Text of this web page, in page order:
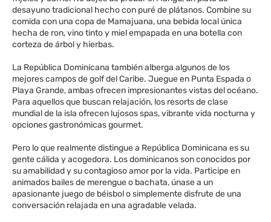
desayuno tradicional hecho con puré de plátanos. Combine su
comida con una copa de Mamajuana, una bebida local única
hecha de ron, vino tinto y miel empapada en una botella con
corteza de árbol y hierbas.
La República Dominicana también alberga algunos de los
mejores campos de golf del Caribe. Juegue en Punta Espada o
Playa Grande, ambas ofrecen impresionantes vistas del océano.
Para aquellos que buscan relajación, los resorts de clase
mundial de la isla ofrecen lujosos spas, vibrante vida nocturna y
opciones gastronómicas gourmet.
Pero lo que realmente distingue a República Dominicana es su
gente cálida y acogedora. Los dominicanos son conocidos por
su amabilidad y su contagioso amor por la vida. Participe en
animados bailes de merengue o bachata, únase a un
apasionante juego de béisbol o simplemente disfrute de una
conversación relajada en una agradable velada.